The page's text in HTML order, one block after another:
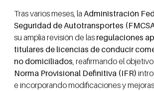
Tras varios meses, la Administración
Seguridad de Autotransportes
su amplia revisión de las regulaciones
titulares de licencias de conducir
no domiciliados, reafirmando el
Norma Provisional Definitiva (IFR)
e incorporando modificaciones y